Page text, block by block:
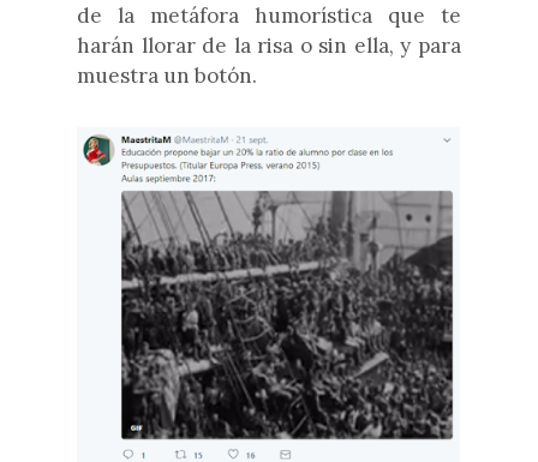
de la metáfora humorística que te
harán llorar de la risa o sin ella, y para
muestra un botón.